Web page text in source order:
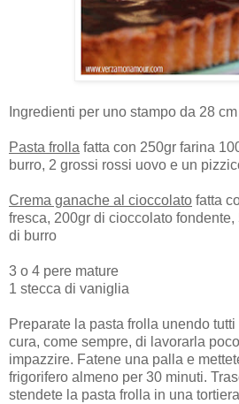
Ingredienti per uno stampo da 28 cm
Pasta frolla fatta con 250gr farina
burro, 2 grossi rossi uovo e un
Crema ganache al cioccolato fatta
fresca, 200gr di cioccolato
di burro
3 o 4 pere mature
1 stecca di vaniglia
Preparate la pasta frolla unendo
cura, come sempre, di lavorarla
impazzire. Fatene una palla e
frigorifero almeno per 30 minuti.
stendete la pasta frolla in una